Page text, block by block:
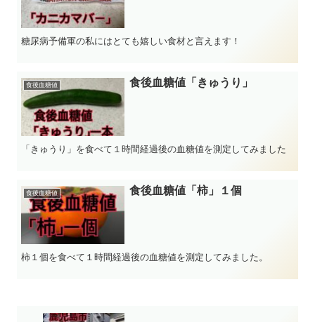
糖尿病予備軍の私にはとても嬉しい食材と言えます！
食後血糖値 食後血糖値「きゅうり」
「きゅうり」を食べて１時間経過後の血糖値を測定してみました
食後血糖値 食後血糖値「柿」１個
柿１個を食べて１時間経過後の血糖値を測定してみました。